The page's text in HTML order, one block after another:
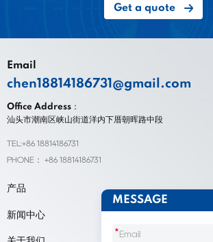
Get a quote
Email
chen18814186731@gmail.com
Office Address：
汕头市潮南区峡山街道洋内下厝朝晖路中段
TEL:+86 18814186731
PHONE： +86 18814186731
产品
新闻中心
MESSAGE
*